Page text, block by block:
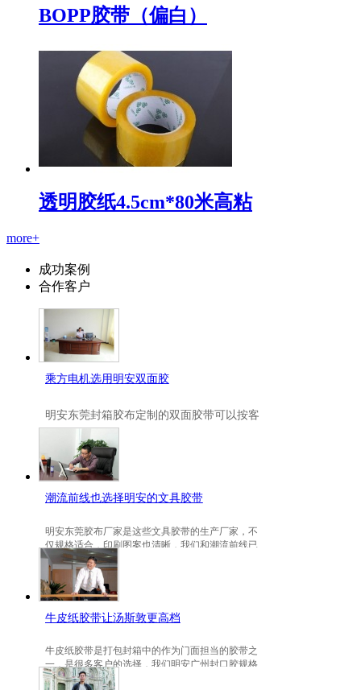
BOPP胶带（偏白）
透明胶纸4.5cm*80米高粘
more+
成功案例
合作客户
乘方电机选用明安双面胶
明安东莞封箱胶布定制 的双面胶带可以按客
是可以定做的，不仅如此，规格也是可以定
做的。
潮流前线也选择明安的文具胶带
明安东莞胶布厂家是这些文具胶带的生产厂家，不
仅规格适合，印刷图案也清晰，我们和潮流前线已
有3年的稳定合作关系。
牛皮纸胶带让汤斯敦更高档
牛皮纸胶带是打包封箱中的作为门面担当的胶带之
一，是很多客户的选择，我们明安广州封口胶规格
包装的牛皮纸胶带就是汤斯敦的选择。